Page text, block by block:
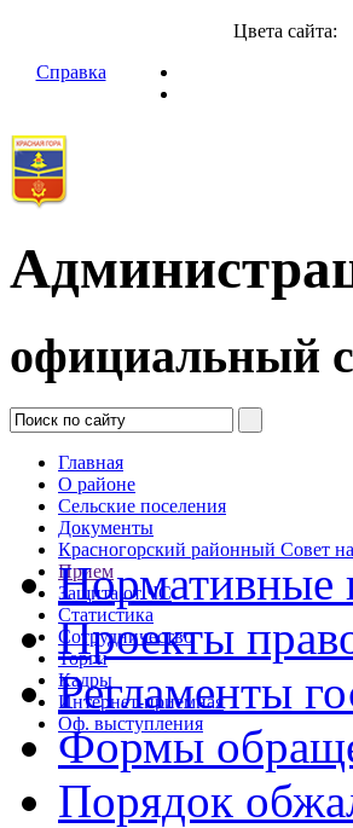
Справка
Цвета сайта:
официальный
Главная
О районе
Сельские поселения
Документы
Красногорский районный Совет
Прием
Защита от ЧС
Статистика
Сотрудничество
Торги
Кадры
Интернет-приемная
Оф. выступления
Нормативные
Проекты
Регламенты
Формы
Порядок